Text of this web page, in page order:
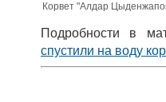
Корвет "Алдар
Подробности в
спустили на воду